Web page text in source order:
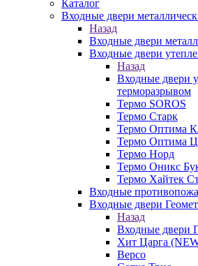
Каталог
Входные двери
Назад
Входные двери
Входные двери
Назад
Входные двери
терморазрывом
Термо SOROS
Термо Старк
Термо Оптима
Термо Оптима
Термо Норд
Термо Оникс
Термо Хайтек
Входные
Входные двери
Назад
Входные двери
Хит Царга
Версо